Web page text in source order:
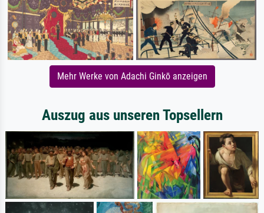
Mehr Werke von Adachi Ginkō anzeigen
Auszug aus unseren Topsellern